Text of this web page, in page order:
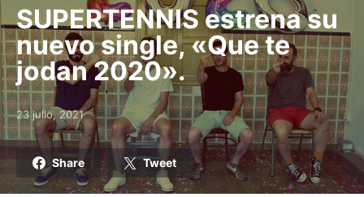
SUPERTENNIS estrena su
nuevo single, «Que te
jodan 2020».
Posted on
23 julio, 2021
Share Tweet